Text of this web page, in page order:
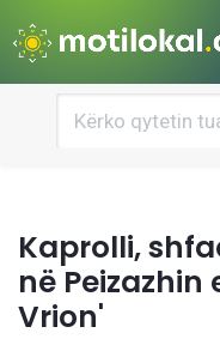
Kaprolli,
në
Vrion'